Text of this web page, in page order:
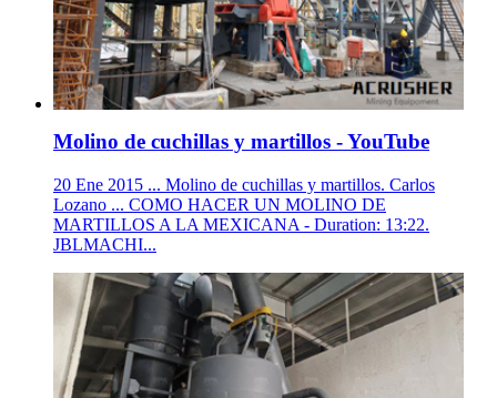
Molino de cuchillas y martillos - YouTube
20 Ene 2015 ... Molino de cuchillas y martillos. Carlos
Lozano ... COMO HACER UN MOLINO DE
MARTILLOS A LA MEXICANA - Duration: 13:22.
JBLMACHI...